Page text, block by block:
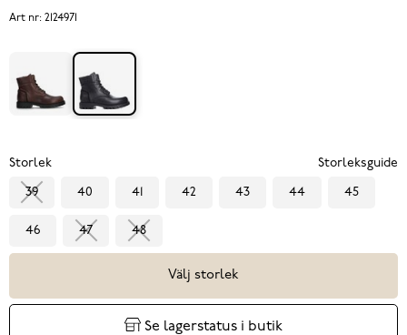
Art nr: 2124971
Storlek Storleksguide
39 40 41 42 43 44 45
46 47 48
Välj storlek
Se lagerstatus i butik